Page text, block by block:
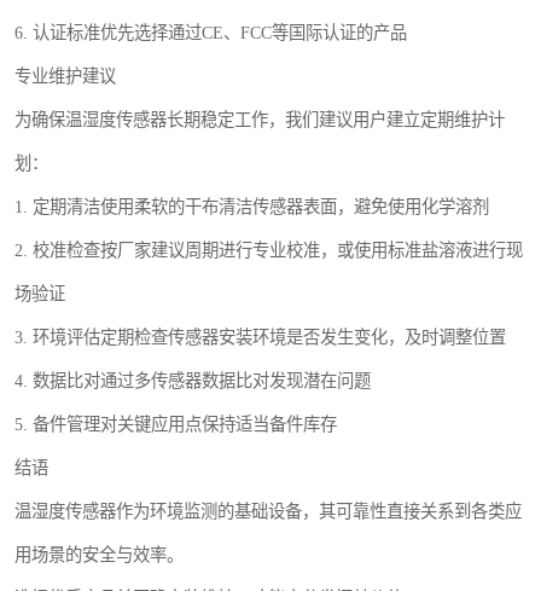
6. 认证标准优先选择通过CE、FCC等国际认证的产品
专业维护建议
为确保温湿度传感器长期稳定工作，我们建议用户建立定期维护计
划：
1. 定期清洁使用柔软的干布清洁传感器表面，避免使用化学溶剂
2. 校准检查按厂家建议周期进行专业校准，或使用标准盐溶液进行现
场验证
3. 环境评估定期检查传感器安装环境是否发生变化，及时调整位置
4. 数据比对通过多传感器数据比对发现潜在问题
5. 备件管理对关键应用点保持适当备件库存
结语
温湿度传感器作为环境监测的基础设备，其可靠性直接关系到各类应
用场景的安全与效率。